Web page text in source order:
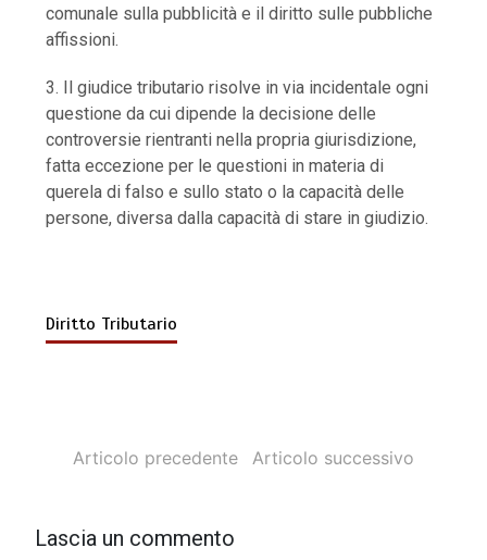
comunale sulla pubblicità e il diritto sulle pubbliche
affissioni.
3. Il giudice tributario risolve in via incidentale ogni
questione da cui dipende la decisione delle
controversie rientranti nella propria giurisdizione,
fatta eccezione per le questioni in materia di
querela di falso e sullo stato o la capacità delle
persone, diversa dalla capacità di stare in giudizio.
Diritto Tributario
Articolo precedente Articolo successivo
Lascia un commento